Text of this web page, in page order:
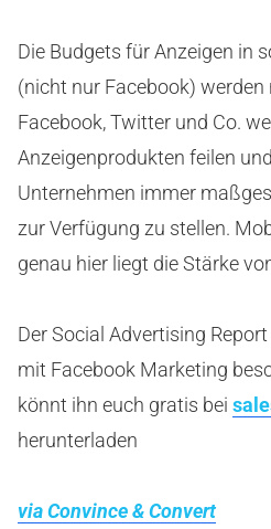
Die Budgets für Anzeigen in
(nicht nur Facebook)
Facebook, Twitter und Co.
Anzeigenprodukten feilen
Unternehmen immer
zur Verfügung zu stellen.
genau hier liegt die Stärke
Der Social Advertising
mit Facebook Marketing
könnt ihn euch gratis bei
herunterladen
via Convince & Convert